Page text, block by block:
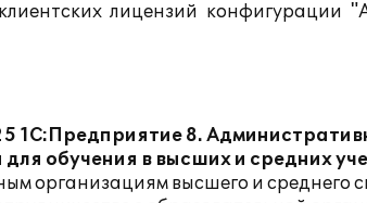
лицензий конфигурации
1С:Предприятие 8.
обучения в высших и средних
организациям высшего и